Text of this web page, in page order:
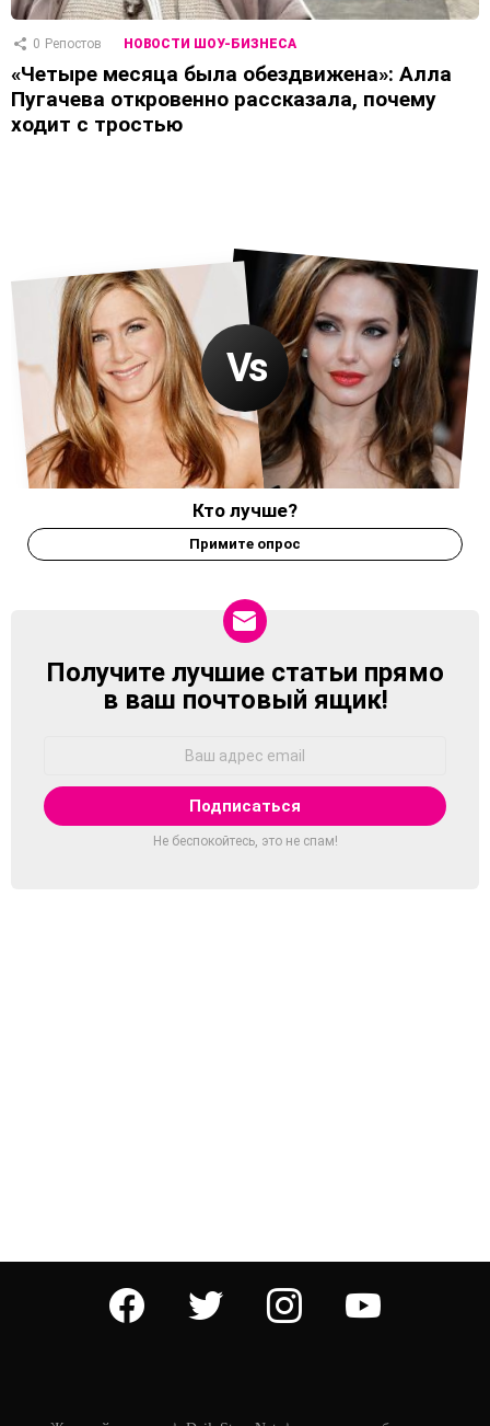
0 Репостов НОВОСТИ ШОУ-БИЗНЕСА
«Четыре месяца была обездвижена»: Алла
Пугачева откровенно рассказала, почему
ходит с тростью
Кто лучше?
Примите опрос
NEWSLETTER
Получите лучшие статьи прямо
в ваш почтовый ящик!
Не беспокойтесь, это не спам!
facebook twitter instagram